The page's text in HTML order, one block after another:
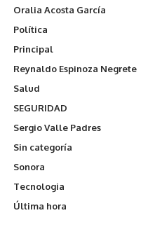
Oralia Acosta García
Política
Principal
Reynaldo Espinoza Negrete
Salud
SEGURIDAD
Sergio Valle Padres
Sin categoría
Sonora
Tecnologia
Última hora